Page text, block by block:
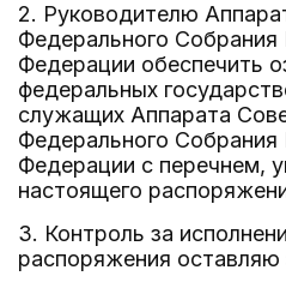
2. Руководителю
Федерального Собрания
Федерации обеспечить
федеральных
служащих Аппарата
Федерального Собрания
Федерации с перечнем,
настоящего
3. Контроль за
распоряжения оставляю